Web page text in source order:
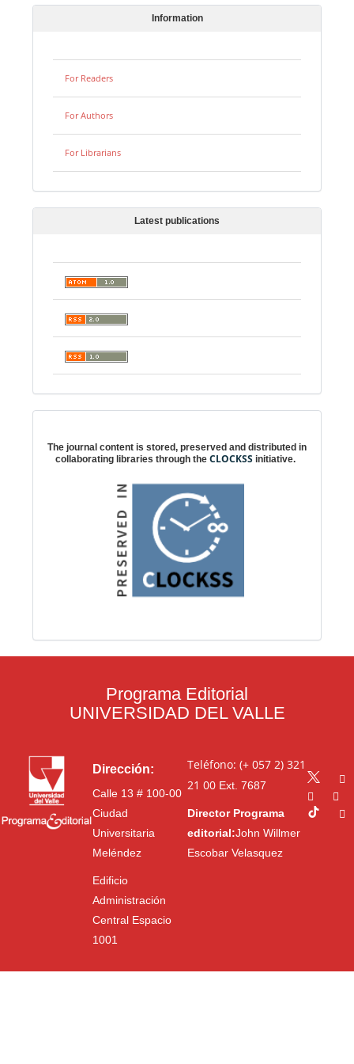
Information
For Readers
For Authors
For Librarians
Latest publications
The journal content is stored, preserved and distributed in
collaborating libraries through the CLOCKSS initiative.
Programa Editorial
UNIVERSIDAD DEL VALLE
Dirección:
Calle 13 # 100-00
Ciudad
Universitaria
Meléndez
Edificio
Administración
Central Espacio
1001
Teléfono: (+ 057 2) 321
21 00Ext. 7687
Director Programa
editorial:John Willmer
Escobar Velasquez